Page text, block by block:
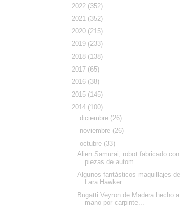
2022 (352)
2021 (352)
2020 (215)
2019 (233)
2018 (138)
2017 (65)
2016 (38)
2015 (145)
2014 (100)
diciembre (26)
noviembre (26)
octubre (33)
Alien Samurai, robot fabricado con
piezas de autom...
Algunos fantásticos maquillajes de
Lara Hawker
Bugatti Veyron de Madera hecho a
mano por carpinte...